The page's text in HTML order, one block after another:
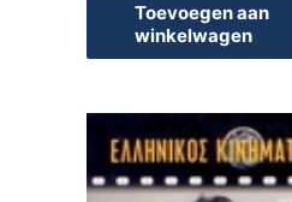
Toevoegen aan
winkelwagen